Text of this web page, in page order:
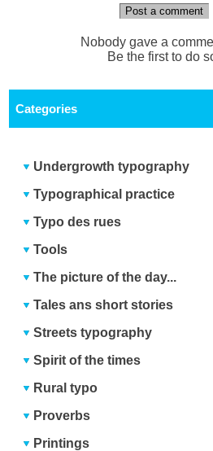
Post a comment
Nobody gave a
Be the first to do
Categories
Undergrowth typography
Typographical practice
Typo des rues
Tools
The picture of the day...
Tales ans short stories
Streets typography
Spirit of the times
Rural typo
Proverbs
Printings